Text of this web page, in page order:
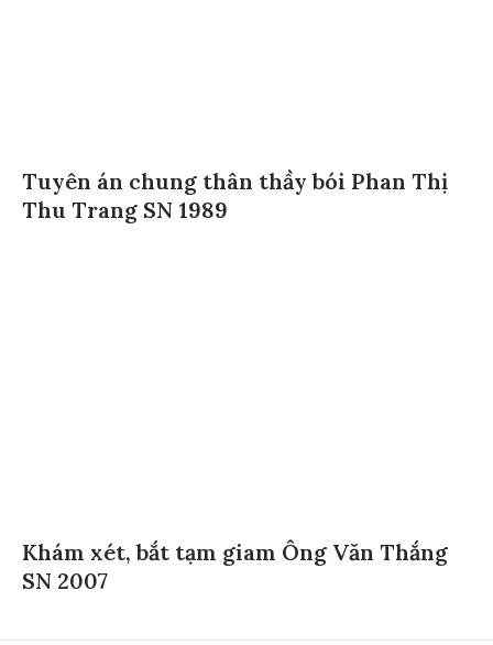
Tuyên án chung thân thầy bói Phan Thị
Thu Trang SN 1989
Khám xét, bắt tạm giam Ông Văn Thắng
SN 2007